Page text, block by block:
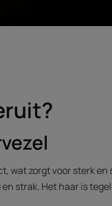
wat zorgt voor sterk en
strak. Het haar is